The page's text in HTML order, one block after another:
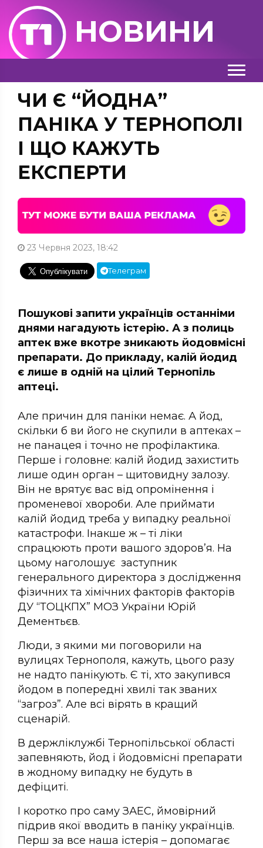
НОВИНИ
ЧИ Є “ЙОДНА”
ПАНІКА У ТЕРНОПОЛІ
І ЩО КАЖУТЬ
ЕКСПЕРТИ
23 Червня 2023, 18:42
Телеграм
Пошукові запити українців останніми
днями нагадують істерію. А з полиць
аптек вже вкотре зникають йодовмісні
препарати. До прикладу, калій йодид
є лише в одній на цілий Тернопіль
аптеці.
Але причин для паніки немає. А йод,
скільки б ви його не скупили в аптеках –
не панацея і точно не профілактика.
Перше і головне: калій йодид захистить
лише один орган – щитовидну залозу.
Він не врятує вас від опромінення і
променевої хвороби. Але приймати
калій йодид треба у випадку реальної
катастрофи. Інакше ж – ті ліки
спрацюють проти вашого здоров’я. На
цьому наголошує заступник
генерального директора з дослідження
фізичних та хімічних факторів факторів
ДУ “ТОЦКПХ” МОЗ України Юрій
Дементьєв.
Люди, з якими ми поговорили на
вулицях Тернополя, кажуть, цього разу
не надто панікують. Є ті, хто закупився
йодом в попередні хвилі так званих
“загроз”. Але всі вірять в кращий
сценарій.
В держліклужбі Тернопільської області
запевняють, йод і йодовмісні препарати
в жодному випадку не будуть в
дефіциті.
І коротко про саму ЗАЕС, ймовірний
підрив якої вводить в паніку українців.
Перш за все наша істерія – допомагає